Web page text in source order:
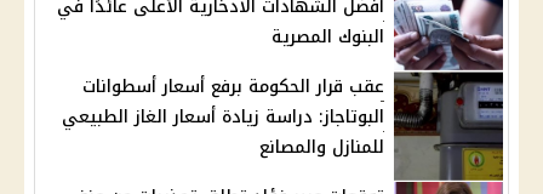
أفضل الشهادات الادخارية الأعلى عائدًا في
البنوك المصرية
عقب قرار الحكومة برفع أسعار أسطوانات
البوتاجاز: دراسة زيادة أسعار الغاز الطبيعي
للمنازل والمصانع